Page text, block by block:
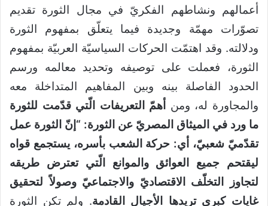
أعمالهم ونشاطهم الفكريّ في مجال الثورة تقديم
تصوّرات مهمّة وجديدة فيما يتعلّق بمفهوم الثورة
ودلالته. وقد اهتمّت الحركات السياسيّة العربيّة بمفهوم
الثورة، فعملت على توصيفه وتحديد معالمه ورسم
الحدود الفاصلة بينه وبين المفاهيم المتداخلة معه
والمجاورة له، ومن
أهمّ التعريفات الّتي قدّمت للثورة
ما ورد في الميثاق المصريّ عن الثورة: “إنّ الثورة عمل
تقدّميّ شعبيّ، أي: حركة الشعب بأسره، يستجمع قواه
ليقتحم جميع العوائق والموانع الّتي تعترض طريقه
لتجاوز التخلّف الاقتصاديّ والاجتماعيّ وصولاً لتحقيق
غايات كبرى تريدها الأجيال القادمة. ولم تكن الثورة